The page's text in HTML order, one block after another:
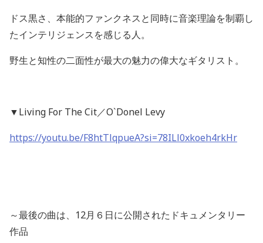
ドス黒さ、本能的ファンクネスと同時に音楽理論を制覇し
たインテリジェンスを感じる人。
野生と知性の二面性が最大の魅力の偉大なギタリスト。
▼Living For The Cit／O`Donel Levy
https://youtu.be/F8htTlqpueA?si=78ILl0xkoeh4rkHr
～最後の曲は、 12月６日に公開されたドキュメンタリー
作品